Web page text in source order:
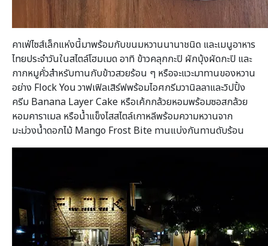
คาเฟ่ไซส์เล็กแห่งนี้มาพร้อมกับขนมหวานนานาชนิด และเมนูอาหาร
ไทยประจำวันในสไตล์โฮมเมด อาทิ ข้าวคลุกกะปิ ผักบุ้งผัดกะปิ และ
กากหมูคั่วสำหรับทานกับข้าวสวยร้อน ๆ หรือจะแวะมาทานของหวาน
อย่าง Flock You วาฟเฟิลเสิร์ฟพร้อมไอศกรีมวานิลลาและวิปปิ้ง
ครีม Banana Layer Cake หรือเค้กกล้วยหอมพร้อมซอสกล้วย
หอมคาราเมล หรือน้ำแข็งไสสไตล์เกาหลีพร้อมความหวานจาก
มะม่วงน้ำดอกไม้ Mango Frost Bite ทานแบ่งกันทานดับร้อน